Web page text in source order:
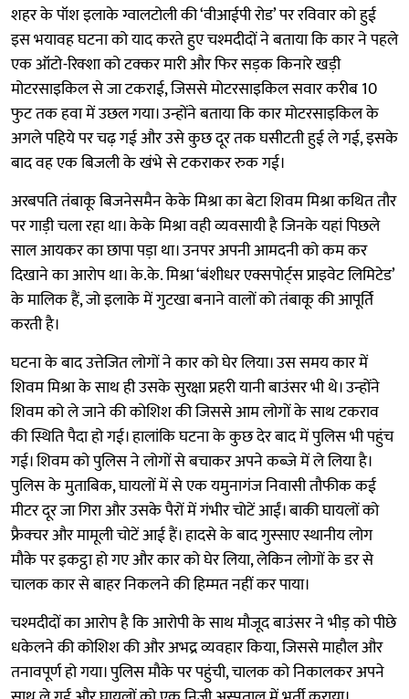
शहर के पॉश इलाके ग्वालटोली की ‘वीआईपी रोड’ पर रविवार को हुई
इस भयावह घटना को याद करते हुए चश्मदीदों ने बताया कि कार ने पहले
एक ऑटो-रिक्शा को टक्कर मारी और फिर सड़क किनारे खड़ी
मोटरसाइकिल से जा टकराई, जिससे मोटरसाइकिल सवार करीब 10
फुट तक हवा में उछल गया। उन्होंने बताया कि कार मोटरसाइकिल के
अगले पहिये पर चढ़ गई और उसे कुछ दूर तक घसीटती हुई ले गई, इसके
बाद वह एक बिजली के खंभे से टकराकर रुक गई।
अरबपति तंबाकू बिजनेसमैन केके मिश्रा का बेटा शिवम मिश्रा कथित तौर
पर गाड़ी चला रहा था। केके मिश्रा वही व्यवसायी है जिनके यहां पिछले
साल आयकर का छापा पड़ा था। उनपर अपनी आमदनी को कम कर
दिखाने का आरोप था। के.के. मिश्रा ‘बंशीधर एक्सपोर्ट्स प्राइवेट लिमिटेड’
के मालिक हैं, जो इलाके में गुटखा बनाने वालों को तंबाकू की आपूर्ति
करती है।
घटना के बाद उत्तेजित लोगों ने कार को घेर लिया। उस समय कार में
शिवम मिश्रा के साथ ही उसके सुरक्षा प्रहरी यानी बाउंसर भी थे। उन्होंने
शिवम को ले जाने की कोशिश की जिससे आम लोगों के साथ टकराव
की स्थिति पैदा हो गई। हालांकि घटना के कुछ देर बाद में पुलिस भी पहुंच
गई। शिवम को पुलिस ने लोगों से बचाकर अपने कब्जे में ले लिया है।
पुलिस के मुताबिक, घायलों में से एक यमुनागंज निवासी तौफीक कई
मीटर दूर जा गिरा और उसके पैरों में गंभीर चोटें आईं। बाकी घायलों को
फ्रैक्चर और मामूली चोटें आई हैं। हादसे के बाद गुस्साए स्थानीय लोग
मौके पर इकट्ठा हो गए और कार को घेर लिया, लेकिन लोगों के डर से
चालक कार से बाहर निकलने की हिम्मत नहीं कर पाया।
चश्मदीदों का आरोप है कि आरोपी के साथ मौजूद बाउंसर ने भीड़ को पीछे
धकेलने की कोशिश की और अभद्र व्यवहार किया, जिससे माहौल और
तनावपूर्ण हो गया। पुलिस मौके पर पहुंची, चालक को निकालकर अपने